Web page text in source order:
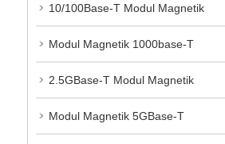
10/100Base-T Modul Magnetik
Modul Magnetik 1000base-T
2.5GBase-T Modul Magnetik
Modul Magnetik 5GBase-T